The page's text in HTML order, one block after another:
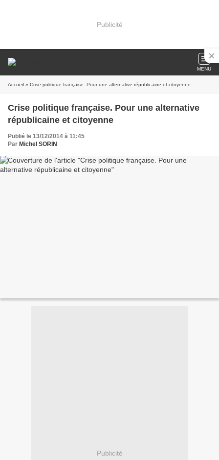
Publicité
MENU
Accueil » Crise politique française. Pour une alternative républicaine et citoyenne
Crise politique française. Pour une alternative
républicaine et citoyenne
Publié le 13/12/2014 à 11:45
Par Michel SORIN
Publicité